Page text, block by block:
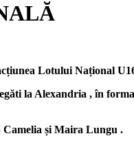
Lotului Național
la Alexandria , în
Camelia și Maira Lungu .